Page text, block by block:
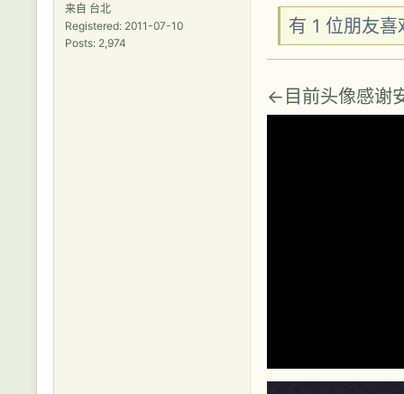
来自 台北
Registered: 2011-07-10
Posts: 2,974
有 1 位朋友
←目前头像感谢